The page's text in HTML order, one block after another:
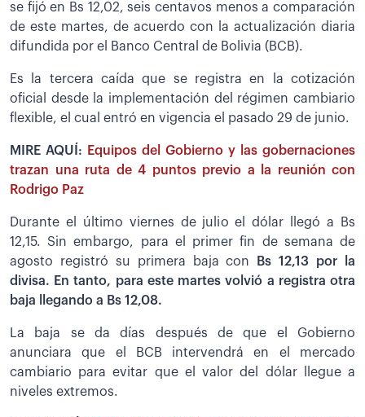
se fijó en Bs 12,02, seis centavos menos a comparación
de este martes, de acuerdo con la actualización diaria
difundida por el Banco Central de Bolivia (BCB).
Es la tercera caída que se registra en la cotización
oficial desde la implementación del régimen cambiario
flexible, el cual entró en vigencia el pasado 29 de junio.
MIRE AQUÍ:
Equipos del Gobierno y las gobernaciones
trazan una ruta de 4 puntos previo a la reunión con
Rodrigo Paz
Durante el último viernes de julio el dólar llegó a Bs
12,15. Sin embargo, para el primer fin de semana de
agosto registró su primera baja con
Bs 12,13 por la
divisa. En tanto, para este martes volvió a registra otra
baja llegando a Bs 12,08.
La baja se da días después de que el Gobierno
anunciara que el BCB intervendrá en el mercado
cambiario para evitar que el valor del dólar llegue a
niveles extremos.